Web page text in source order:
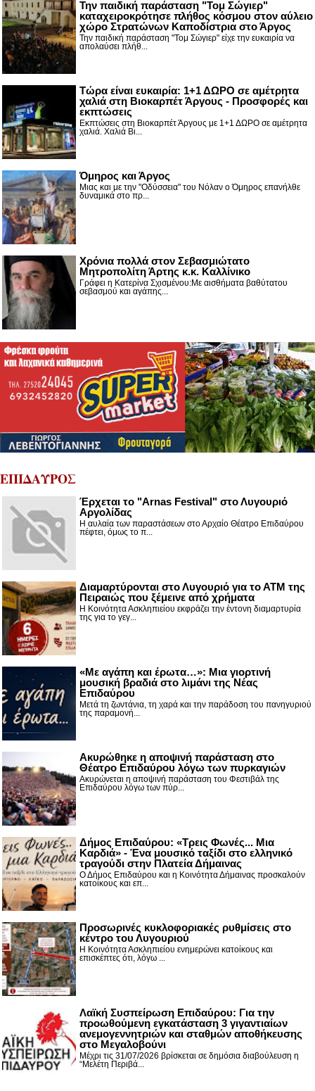
Την παιδική παράσταση "Τομ Σώγιερ"
καταχειροκρότησε πλήθος κόσμου στον αύλειο
χώρο Στρατώνων Καποδίστρια στο Άργος
Την παιδική παράσταση "Τομ Σώγιερ" είχε την ευκαιρία να
απολαύσει πλήθ...
Τώρα είναι ευκαιρία: 1+1 ΔΩΡΟ σε αμέτρητα
χαλιά στη Βιοκαρπέτ Άργους - Προσφορές και
εκπτώσεις
Εκπτώσεις στη Βιοκαρπέτ Άργους με 1+1 ΔΩΡΟ σε αμέτρητα
χαλιά. Χαλιά Βι...
Όμηρος και Άργος
Μιας και με την "Οδύσσεια" του Νόλαν ο Όμηρος επανήλθε
δυναμικά στο πρ...
Χρόνια πολλά στον Σεβασμιώτατο
Μητροπολίτη Άρτης κ.κ. Καλλίνικο
Γράφει η Κατερίνα Σχισμένου:Με αισθήματα βαθύτατου
σεβασμού και αγάπης...
ΕΠΙΔΑΥΡΟΣ
Έρχεται το "Arnas Festival" στο Λυγουριό
Αργολίδας
Η αυλαία των παραστάσεων στο Αρχαίο Θέατρο Επιδαύρου
πέφτει, όμως το π...
Διαμαρτύρονται στο Λυγουριό για το ΑΤΜ της
Πειραιώς που ξέμεινε από χρήματα
Η Κοινότητα Ασκληπιείου εκφράζει την έντονη διαμαρτυρία
της για το γεγ...
«Με αγάπη και έρωτα…»: Μια γιορτινή
μουσική βραδιά στο λιμάνι της Νέας
Επιδαύρου
Μετά τη ζωντάνια, τη χαρά και την παράδοση του πανηγυριού
της παραμονή...
Ακυρώθηκε η αποψινή παράσταση στο
Θέατρο Επιδαύρου λόγω των πυρκαγιών
Ακυρώνεται η αποψινή παράσταση του Φεστιβάλ της
Επιδαύρου λόγω των πύρ...
Δήμος Επιδαύρου: «Τρεις Φωνές... Μια
Καρδιά» - Ένα μουσικό ταξίδι στο ελληνικό
τραγούδι στην Πλατεία Δήμαινας
Ο Δήμος Επιδαύρου και η Κοινότητα Δήμαινας προσκαλούν
κατοίκους και επ...
Προσωρινές κυκλοφοριακές ρυθμίσεις στο
κέντρο του Λυγουριού
Η Κοινότητα Ασκληπιείου ενημερώνει κατοίκους και
επισκέπτες ότι, λόγω ...
Λαϊκή Συσπείρωση Επιδαύρου: Για την
προωθούμενη εγκατάσταση 3 γιγαντιαίων
ανεμογεννητριών και σταθμών αποθήκευσης
στο Μεγαλοβούνι
Μέχρι τις 31/07/2026 βρίσκεται σε δημόσια διαβούλευση η
“Μελέτη Περιβά...